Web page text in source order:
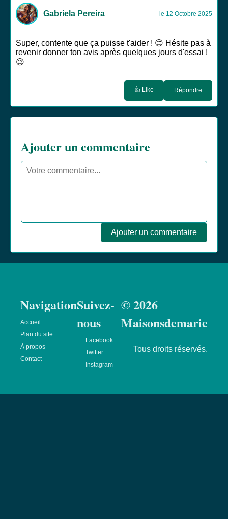
Gabriela Pereira le 12 Octobre 2025
Super, contente que ça puisse t'aider ! 😊 Hésite pas à
revenir donner ton avis après quelques jours d'essai !
😉
👍 Like Répondre
Ajouter un commentaire
Ajouter un commentaire
Navigation
Accueil
Plan du site
À propos
Contact
Suivez-
nous
Facebook
Twitter
Instagram
© 2026
Maisonsdemarie
Tous droits réservés.